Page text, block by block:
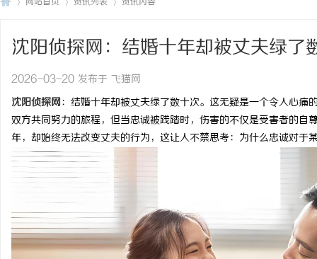
沈阳侦探网：结婚十年却被丈夫绿了
2026-03-20 发布于 飞猫网
沈阳侦探网：结婚十年却被丈夫绿了数十次。这无疑是一个令人心
双方共同努力的旅程，但当忠诚被践踏时，伤害的不仅是受害者的
年，却始终无法改变丈夫的行为，这让人不禁思考：为什么忠诚对于